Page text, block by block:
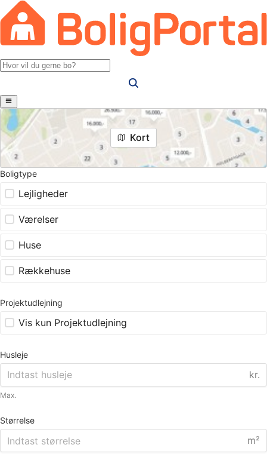
Kort
Boligtype
Lejligheder
Værelser
Huse
Rækkehuse
Projektudlejning
Vis kun Projektudlejning
Husleje
kr.
Max.
Størrelse
m²